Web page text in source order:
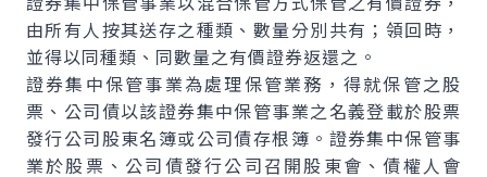
由所有人按其送存之種類、數量分別共有；領回時，
並得以同種類、同數量之有價證券返還之。
證券集中保管事業為處理保管業務，得就保管之股
票、公司債以該證券集中保管事業之名義登載於股票
發行公司股東名簿或公司債存根簿。證券集中保管事
業於股票、公司債發行公司召開股東會、債權人會